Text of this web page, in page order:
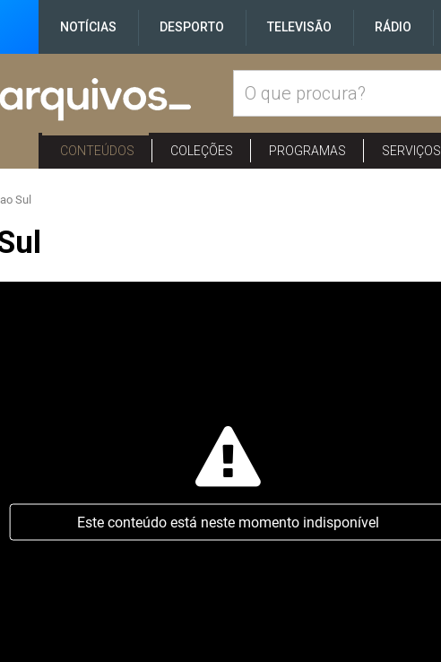
NOTÍCIAS DESPORTO TELEVISÃO RÁDIO
CONTEÚDOS COLEÇÕES PROGRAMAS SERVIÇOS
Sul
Este conteúdo está neste momento indisponível